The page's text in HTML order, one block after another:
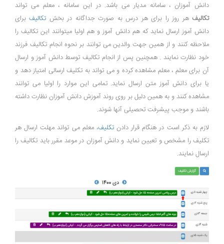
دانش آموزان ، سامانه مدیار می باشد. در این سامانه ، معلم می تواند
تکالیفهر روز را برای هر درس به صورت جداگانه در بخش تکالیفبرای
دانش آموز ارسال نماید که هم دانش آموز و هم اولیا میتوانند این تکالیف را
ملاحظه کنند و از همین جهت والدین می توانند بر نحوه انجام تکالیف فرزند
خود نظارت نمایند . همچنین پس از انجام تکالیف توسط دانش آموز و ارسال
آن برای معلم ، معلم مشاهده کرده و می تواند به تکلیف ارسالی امتیاز دهد و
یا برای دانش آموز متن ارسال نماید. تمامی این موارد را اولیا می توانند
مشاهده کنند و به همین دلیل بر روی روند آموزش دانش آموزان نظارت داشته
باشند و موجب پیشرفت تحصیلی آنها شوند.
لازم به ذکر است در هنگام قرار دادنتکلیف، معلم می تواند مهلت ارسال هر
تکلیف را مشخص و تعیین نماید و دانش آموزان در موعد مقرر باید تکالیف را
ارسال نمایند.